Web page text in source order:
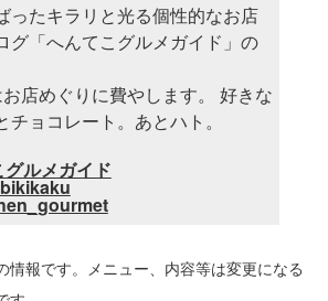
ったキラリと光る個性的なお店
グ「へんてこグルメガイド」の
店めぐりに費やします。 好きな
ョコレート。あとハト。
ルメガイド
情報です。メニュー、内容等は変更になる